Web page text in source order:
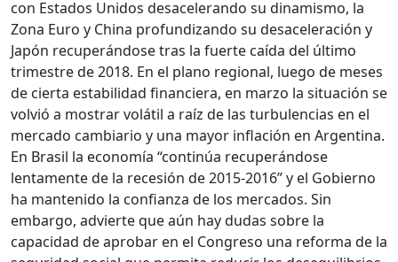
con Estados Unidos desacelerando su dinamismo, la
Zona Euro y China profundizando su desaceleración y
Japón recuperándose tras la fuerte caída del último
trimestre de 2018. En el plano regional, luego de meses
de cierta estabilidad financiera, en marzo la situación se
volvió a mostrar volátil a raíz de las turbulencias en el
mercado cambiario y una mayor inflación en Argentina.
En Brasil la economía “continúa recuperándose
lentamente de la recesión de 2015-2016” y el Gobierno
ha mantenido la confianza de los mercados. Sin
embargo, advierte que aún hay dudas sobre la
capacidad de aprobar en el Congreso una reforma de la